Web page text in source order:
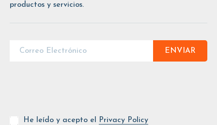
productos y servicios.
ENVIAR
He leído y acepto el Privacy Policy